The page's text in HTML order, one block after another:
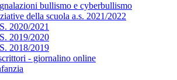
bullismo e cyberbullismo
della scuola a.s. 2021/2022
2020/2021
2019/2020
2018/2019
- giornalino online